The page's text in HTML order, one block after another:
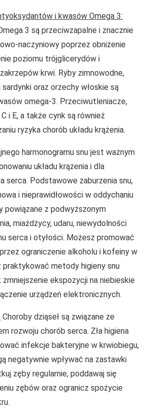
i kwasów Omega 3:
3 są przeciwzapalne i znacznie
naczyniowy poprzez obniżenie
poziomu trójglicerydów i
krwi. Ryby zimnowodne,
oraz orzechy włoskie są
omega-3. Przeciwutleniacze,
i E, a także cynk są również
ryzyka chorób układu krążenia.
harmonogramu snu jest ważnym
układu krążenia i dla
serca. Podstawowe zaburzenia snu,
i nieprawidłowości w oddychaniu
powiązane z podwyższonym
miażdżycy, udaru, niewydolności
serca i otyłości. Możesz promować
ograniczenie alkoholu i kofeiny w
praktykować metody higieny snu
ekspozycji na niebieskie
urządzeń elektronicznych.
Choroby dziąseł są związane ze
rozwoju chorób serca. Zła higiena
infekcje bakteryjne w krwiobiegu,
negatywnie wpływać na zastawki
zęby regularnie, poddawaj się
zębów oraz ogranicz spożycie